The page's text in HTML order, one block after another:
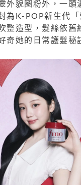
外貌圈粉外，一頭
為K-POP新生代「
整造型，髮絲依舊
奇她的日常護髮秘